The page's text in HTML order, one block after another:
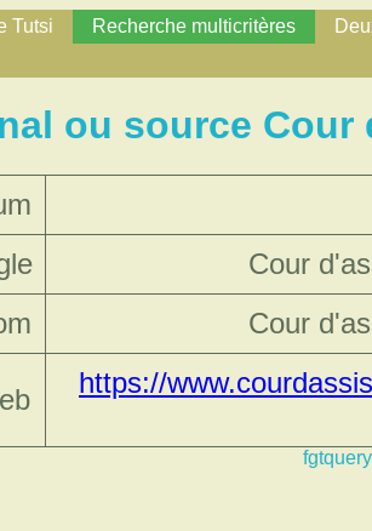
Tutsi Recherche multicritères
ou source
Cour
Cour
https://